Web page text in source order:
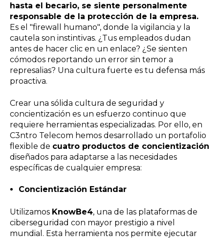
hasta el becario, se siente personalmente
responsable de la protección de la empresa.
Es el "firewall humano", donde la vigilancia y la
cautela son instintivas. ¿Tus empleados dudan
antes de hacer clic en un enlace? ¿Se sienten
cómodos reportando un error sin temor a
represalias? Una cultura fuerte es tu defensa más
proactiva.
Crear una sólida cultura de seguridad y
concientización es un esfuerzo continuo que
requiere herramientas especializadas. Por ello, en
C3ntro Telecom hemos desarrollado un portafolio
flexible de cuatro productos de concientización
diseñados para adaptarse a las necesidades
específicas de cualquier empresa:
Concientización Estándar
Utilizamos KnowBe4, una de las plataformas de
ciberseguridad con mayor prestigio a nivel
mundial. Esta herramienta nos permite ejecutar